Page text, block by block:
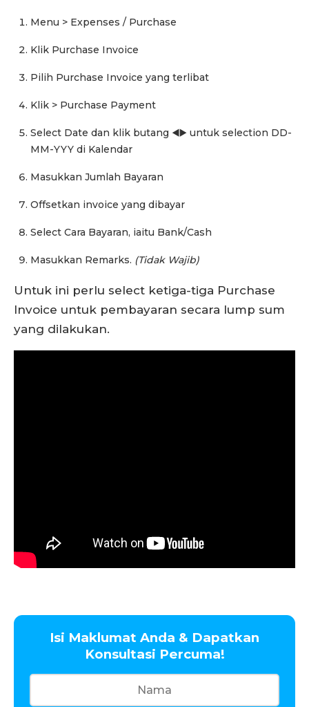
Menu > Expenses / Purchase
Klik Purchase Invoice
Pilih Purchase Invoice yang terlibat
Klik > Purchase Payment
Select Date dan klik butang ◀️▶️ untuk selection DD-
MM-YYY di Kalendar
Masukkan Jumlah Bayaran
Offsetkan invoice yang dibayar
Select Cara Bayaran, iaitu Bank/Cash
Masukkan Remarks. (Tidak Wajib)
Untuk ini perlu select ketiga-tiga Purchase
Invoice untuk pembayaran secara lump sum
yang dilakukan.
Isi Maklumat Anda & Dapatkan
Konsultasi Percuma!